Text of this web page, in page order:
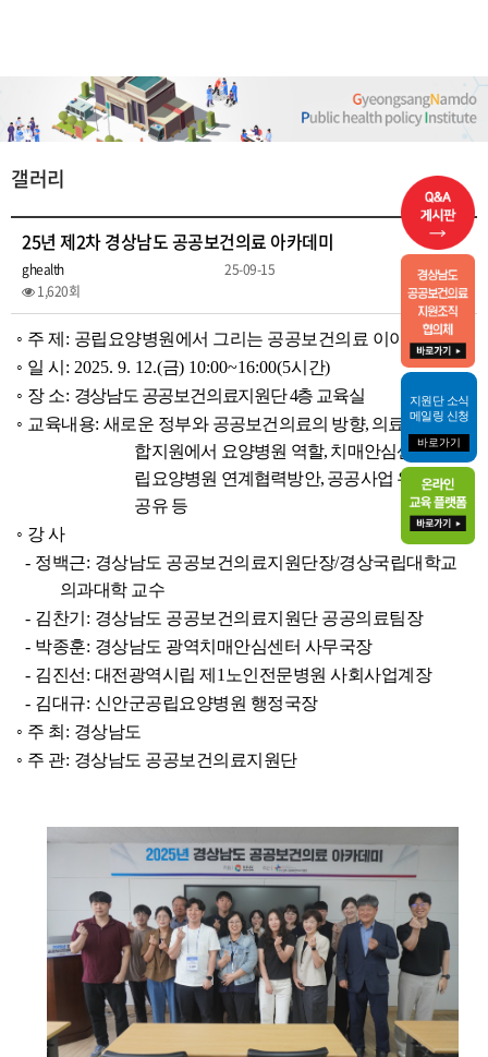
갤러리
25년 제2차 경상남도 공공보건의료 아카데미
ghealth
25-09-15
1,620회
◦ 주 제 : 공립요양병원에서 그리는 공공보건의료 이야기
◦ 일 시 : 2025. 9. 12.(금) 10:00~16:00(5시간)
◦ 장 소: 경상남도 공공보건의료지원단4층 교육실
◦ 교육내용: 새로운 정부와 공공보건의료의 방향, 의료돌봄 통
합지원에서 요양병원 역할, 치매안심센터와 공
립요양병원 연계협력방안, 공공사업 우수사례
공유 등
◦ 강 사
- 정백근: 경상남도 공공보건의료지원단장/경상국립대학교
의과대학 교수
- 김찬기 : 경상남도 공공보건의료지원단 공공의료팀장
- 박종훈: 경상남도 광역치매안심센터 사무국장
- 김진선 : 대전광역시립 제 1 노인전문병원 사회사업계장
- 김대규: 신안군공립요양병원 행정국장
◦ 주 최 : 경상남도
◦ 주 관: 경상남도 공공보건의료지원단
지원단 소식
메일링 신청
바로가기